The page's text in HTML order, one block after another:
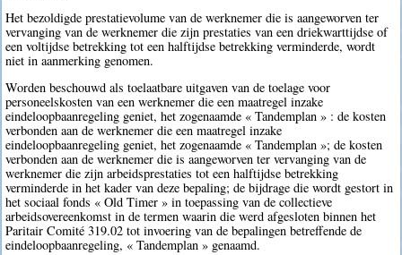
Het bezoldigde prestatievolume van de werknemer die is aangeworven ter
vervanging van de werknemer die zijn prestaties van een driekwarttijdse of
een voltijdse betrekking tot een halftijdse betrekking verminderde, wordt
niet in aanmerking genomen.
Worden beschouwd als toelaatbare uitgaven van de toelage voor
personeelskosten van een werknemer die een maatregel inzake
eindeloopbaanregeling geniet, het zogenaamde « Tandemplan » : de kosten
verbonden aan de werknemer die een maatregel inzake
eindeloopbaanregeling geniet, het zogenaamde « Tandemplan »; de kosten
verbonden aan de werknemer die is aangeworven ter vervanging van de
werknemer die zijn arbeidsprestaties tot een halftijdse betrekking
verminderde in het kader van deze bepaling; de bijdrage die wordt gestort in
het sociaal fonds « Old Timer » in toepassing van de collectieve
arbeidsovereenkomst in de termen waarin die werd afgesloten binnen het
Paritair Comité 319.02 tot invoering van de bepalingen betreffende de
eindeloopbaanregeling, « Tandemplan » genaamd.